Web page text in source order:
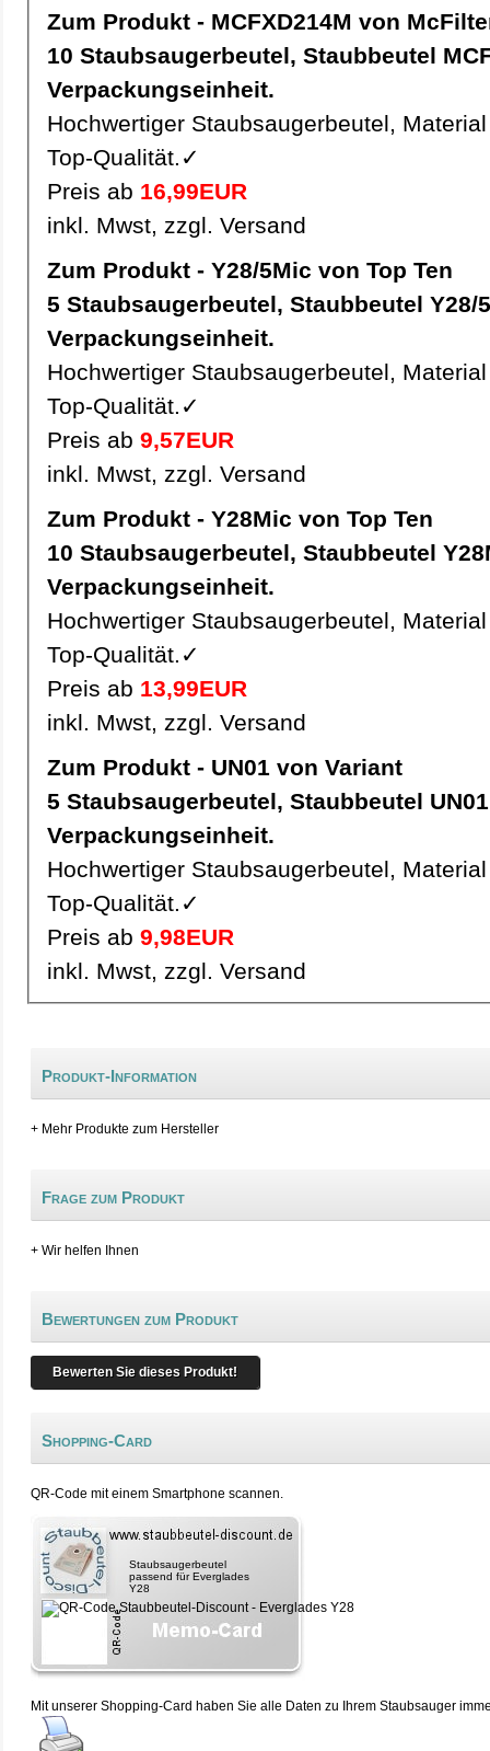
Zum Produkt - MCFXD214M von
10 Staubsaugerbeutel, Staubbeutel MCFXD214M pro
Verpackungseinheit.
Hochwertiger Staubsaugerbeutel,
Top-Qualität.✓
Preis ab 16,99EUR
inkl. Mwst, zzgl. Versand
Zum Produkt - Y28/5Mic von Top Ten
5 Staubsaugerbeutel, Staubbeutel Y28/5Mic pro
Verpackungseinheit.
Hochwertiger Staubsaugerbeutel,
Top-Qualität.✓
Preis ab 9,57EUR
inkl. Mwst, zzgl. Versand
Zum Produkt - Y28Mic von Top Ten
10 Staubsaugerbeutel, Staubbeutel Y28Mic pro
Verpackungseinheit.
Hochwertiger Staubsaugerbeutel,
Top-Qualität.✓
Preis ab 13,99EUR
inkl. Mwst, zzgl. Versand
Zum Produkt - UN01 von Variant
5 Staubsaugerbeutel, Staubbeutel UN01 pro
Verpackungseinheit.
Hochwertiger Staubsaugerbeutel,
Top-Qualität.✓
Preis ab 9,98EUR
inkl. Mwst, zzgl. Versand
Produkt-Information
+ Mehr Produkte zum Hersteller
Frage zum Produkt
+ Wir helfen Ihnen
Bewertungen zum Produkt
Bewerten Sie dieses Produkt!
Shopping-Card
QR-Code mit einem Smartphone scannen.
Staubsaugerbeutel
passend für Everglades
Y28
Mit unserer Shopping-Card haben Sie alle Daten zu Ihrem Staubsauger